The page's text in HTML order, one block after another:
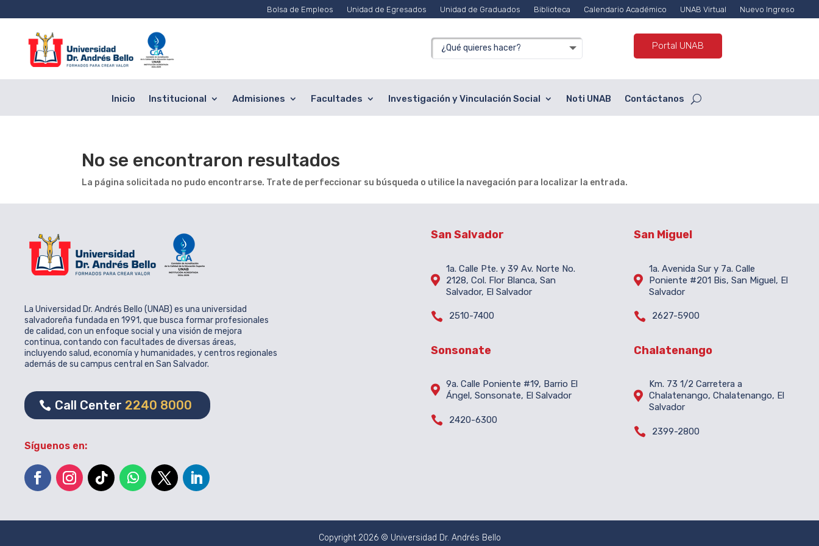
Bolsa de Empleos Unidad de Egresados Unidad de Graduados Biblioteca Calendario Académico UNAB Virtual Nuevo Ingreso
Portal UNAB
Inicio Institucional Admisiones Facultades Investigación y Vinculación Social Noti UNAB Contáctanos
No se encontraron resultados
La página solicitada no pudo encontrarse. Trate de perfeccionar su búsqueda o utilice la navegación para localizar la entrada.
La Universidad Dr. Andrés Bello (UNAB) es una universidad
salvadoreña fundada en 1991, que busca formar profesionales
de calidad, con un enfoque social y una visión de mejora
continua, contando con facultades de diversas áreas,
incluyendo salud, economía y humanidades, y centros regionales
además de su campus central en San Salvador.
Call Center 2240 8000
Síguenos en:
San Salvador

1a. Calle Pte. y 39 Av. Norte No.
2128, Col. Flor Blanca, San
Salvador, El Salvador
 2510-7400
Sonsonate
 9a. Calle Poniente #19, Barrio El
Ángel, Sonsonate, El Salvador
 2420-6300
San Miguel

1a. Avenida Sur y 7a. Calle
Poniente #201 Bis, San Miguel, El
Salvador
 2627-5900
Chalatenango

Km. 73 1/2 Carretera a
Chalatenango, Chalatenango, El
Salvador
 2399-2800
Copyright 2026 © Universidad Dr. Andrés Bello